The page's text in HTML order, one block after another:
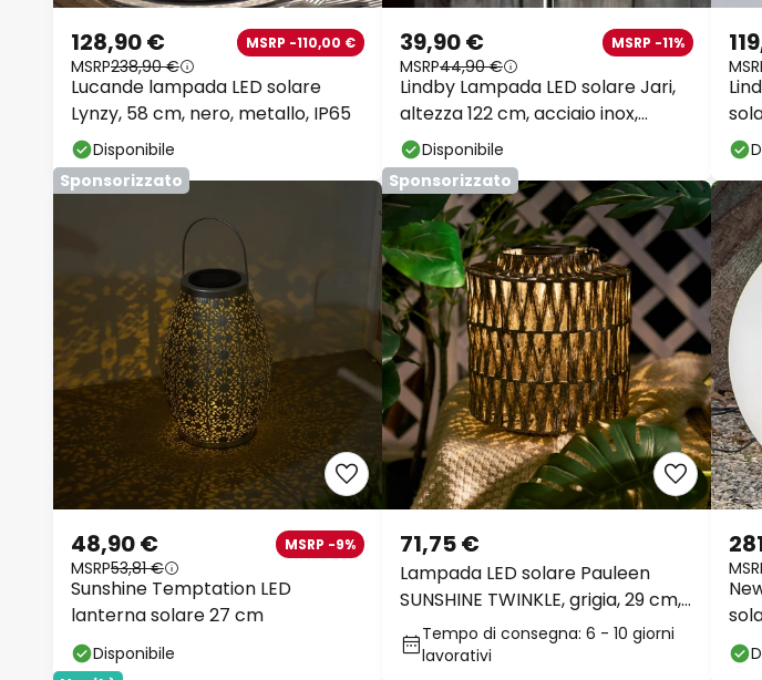
Lucande lampada LED solare
Lynzy, 58 cm, nero, metallo, IP65
128,90 € MSRP -110,00 €
MSRP238,90 €
Disponibile
Lindby Lampada LED solare Jari,
altezza 122 cm, acciaio inox,
trasparente
39,90 € MSRP -11%
MSRP44,90 €
Disponibile
Sponsorizzato
Sunshine Temptation LED
lanterna solare 27 cm
48,90 € MSRP -9%
MSRP53,81 €
Disponibile
Sponsorizzato
Lampada LED solare Pauleen
SUNSHINE TWINKLE, grigia, 29 cm,
IP44
71,75 €
Tempo di consegna: 6 - 10 giorni
lavorativi